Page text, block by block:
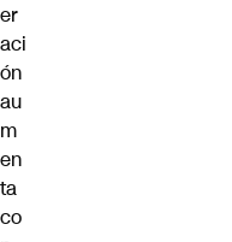
er
aci
ón
au
m
en
ta
co